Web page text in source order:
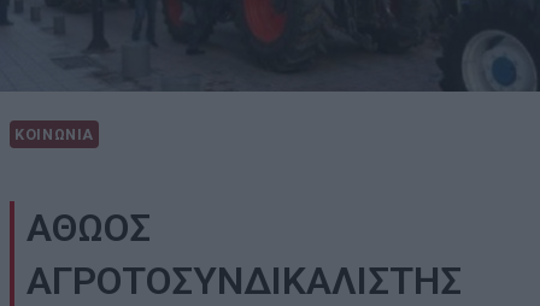
ΚΟΙΝΩΝΙΑ
ΑΘΩΟΣ
ΑΓΡΟΤΟΣΥΝΔΙΚΑΛΙΣΤΗΣ